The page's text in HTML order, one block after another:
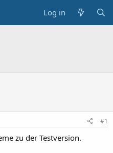
Log in
#1
zu der Testversion.